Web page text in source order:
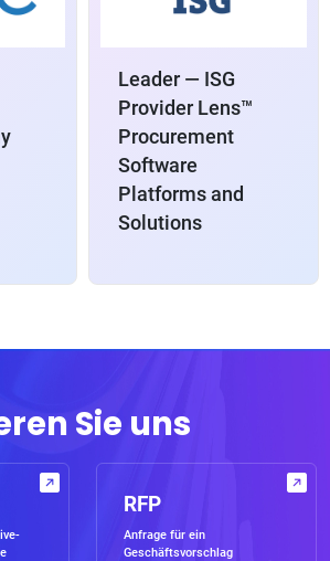
Leader — ISG
Provider Lens™
Procurement
Software
Platforms and
Solutions
Sie uns
RFP
Anfrage für ein
Geschäftsvorschlag